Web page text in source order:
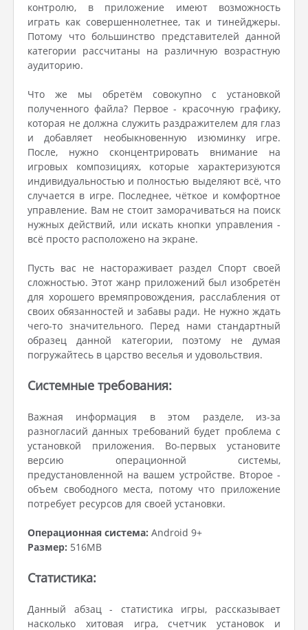
контролю, в приложение имеют возможность
играть как совершеннолетнее, так и тинейджеры.
Потому что большинство представителей данной
категории рассчитаны на различную возрастную
аудиторию.
Что же мы обретём совокупно с установкой
полученного файла? Первое - красочную графику,
которая не должна служить раздражителем для глаз
и добавляет необыкновенную изюминку игре.
После, нужно сконцентрировать внимание на
игровых композициях, которые характеризуются
индивидуальностью и полностью выделяют всё, что
случается в игре. Последнее, чёткое и комфортное
управление. Вам не стоит заморачиваться на поиск
нужных действий, или искать кнопки управления -
всё просто расположено на экране.
Пусть вас не настораживает раздел Спорт своей
сложностью. Этот жанр приложений был изобретён
для хорошего времяпровождения, расслабления от
своих обязанностей и забавы ради. Не нужно ждать
чего-то значительного. Перед нами стандартный
образец данной категории, поэтому не думая
погружайтесь в царство веселья и удовольствия.
Системные требования:
Важная информация в этом разделе, из-за
разногласий данных требований будет проблема с
установкой приложения. Во-первых установите
версию операционной системы,
предустановленной на вашем устройстве. Второе -
объем свободного места, потому что приложение
потребует ресурсов для своей установки.
Операционная система: Android 9+
Размер: 516MB
Статистика:
Данный абзац - статистика игры, рассказывает
насколько хитовая игра, счетчик установок и